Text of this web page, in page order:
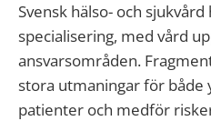
Svensk hälso- och
specialisering, med vård
ansvarsområden.
stora utmaningar för både
patienter och medför